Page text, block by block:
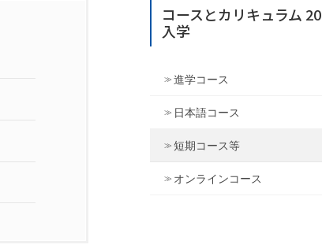
コースとカリキュラム
入学
進学コース
日本語コース
短期コース等
オンラインコース